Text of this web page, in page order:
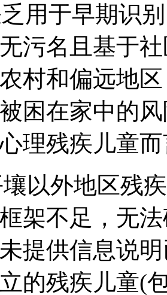
用于早期识
污名且基于
村和偏远地
困在家中的
理残疾儿童
以外地区残
架不足，无
提供信息说
的残疾儿童(